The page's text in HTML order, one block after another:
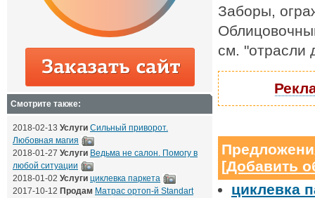
Заборы,
см. "отрасли
[Добавить
циклевка
Смотрите также:
2018-02-13 Услуги Сильный приворот.
Любовная магия
2018-01-27 Услуги Ведьма не салон. Помогу в
любой ситуации
2018-01-02 Услуги циклевка паркета
2017-10-12 Продам Матрас ортоп-й Standart